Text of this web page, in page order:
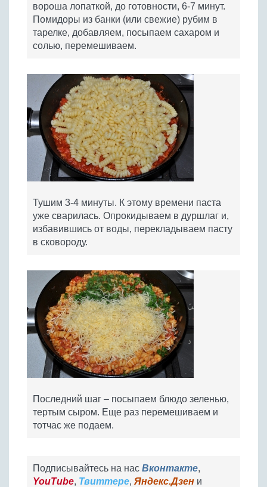
вороша лопаткой, до готовности, 6-7 минут.
Помидоры из банки (или свежие) рубим в
тарелке, добавляем, посыпаем сахаром и
солью, перемешиваем.
Тушим 3-4 минуты. К этому времени паста
уже сварилась. Опрокидываем в дуршлаг и,
избавившись от воды, перекладываем пасту
в сковороду.
Последний шаг – посыпаем блюдо зеленью,
тертым сыром. Еще раз перемешиваем и
тотчас же подаем.
Подписывайтесь на нас Вконтакте,
YouTube, Твиттере, Яндекс.Дзен и